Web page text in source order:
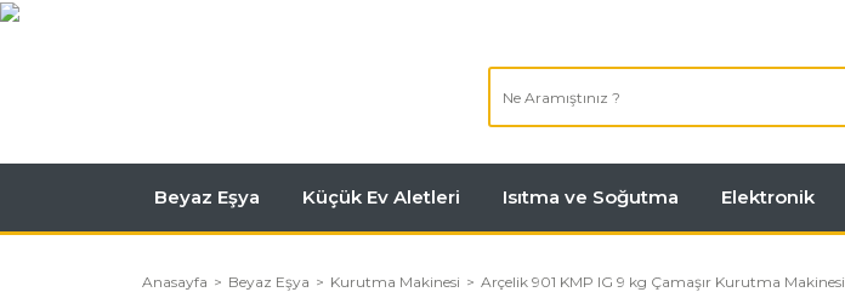
Beyaz Eşya Küçük Ev Aletleri Isıtma ve Soğutma Elektronik
Anasayfa Beyaz Eşya Kurutma Makinesi Arçelik 901 KMP IG 9 kg Çamaşır Kurutma Makinesi